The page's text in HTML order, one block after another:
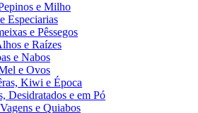
e Milho
Especiarias
e Pêssegos
e Raízes
e Nabos
e Ovos
Kiwi e Época
Desidratados e em Pó
e Quiabos